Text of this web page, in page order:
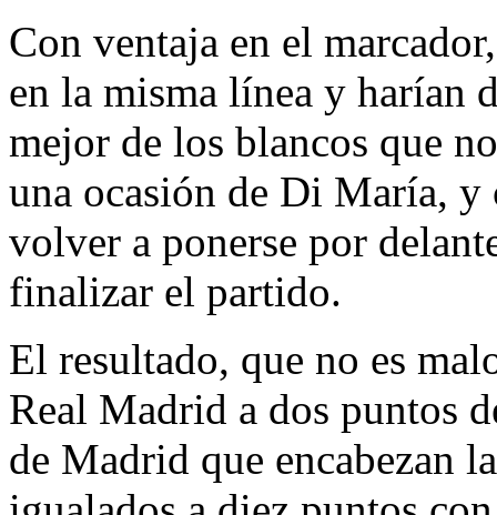
Con ventaja en el
en la misma línea y harían
mejor de los blancos que
una ocasión de Di María, y
volver a ponerse por
finalizar el partido.
El resultado, que no es
Real Madrid a dos puntos
de Madrid que encabezan